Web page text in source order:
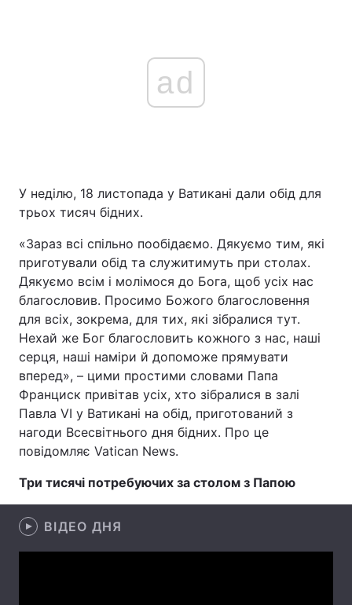
Україна Політика
Економіка Світ
Спорт Наука
Техно і зв'язок Лайт
Здоров'я Туризм
Цікавинки
ad
У неділю, 18 листопада у Ватикані дали обід для
трьох тисяч бідних.
«Зараз всі спільно пообідаємо. Дякуємо тим, які
приготували обід та служитимуть при столах.
Дякуємо всім і молімося до Бога, щоб усіх нас
благословив. Просимо Божого благословення
для всіх, зокрема, для тих, які зібралися тут.
Нехай же Бог благословить кожного з нас, наші
серця, наші наміри й допоможе прямувати
вперед», – цими простими словами Папа
Франциск привітав усіх, хто зібралися в залі
Павла VI у Ватикані на обід, приготований з
нагоди Всесвітнього дня бідних. Про це
повідомляє Vatican News.
Три тисячі потребуючих за столом з Папою
ВІДЕО ДНЯ